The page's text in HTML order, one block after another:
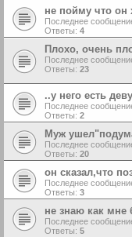
не пойму что он
Последнее
Ответы: 4
Плохо, очень
Последнее
Ответы: 23
..у него есть
Последнее
Ответы: 2
Муж
Последнее
Ответы: 20
он сказал,что
Последнее
Ответы: 3
не знаю как мне
Последнее
Ответы: 5